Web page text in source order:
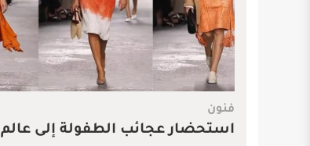
فنون
استحضار عجائب الطفولة إلى عالم